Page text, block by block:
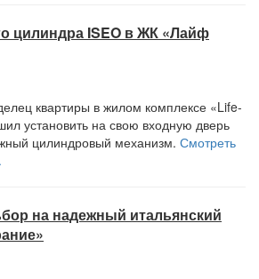
цилиндра ISEO в ЖК «Лайф
квартиры в жилом комплексе «Life-
установить на свою входную дверь
цилиндровый механизм. Смотреть
на надежный итальянский